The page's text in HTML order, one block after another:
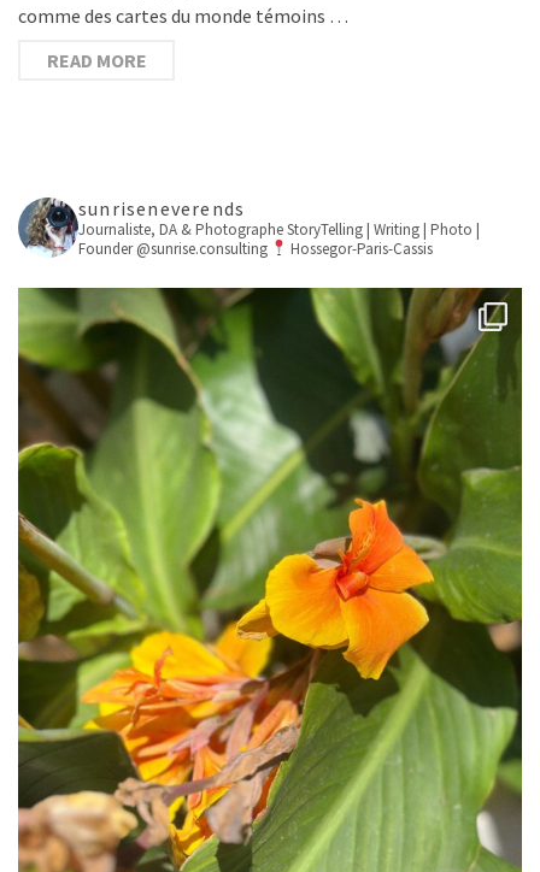
comme des cartes du monde témoins …
READ MORE
sunriseneverends
Journaliste, DA & PhotographeStoryTelling | Writing | Photo |
Founder @sunrise.consulting
Hossegor-Paris-Cassis